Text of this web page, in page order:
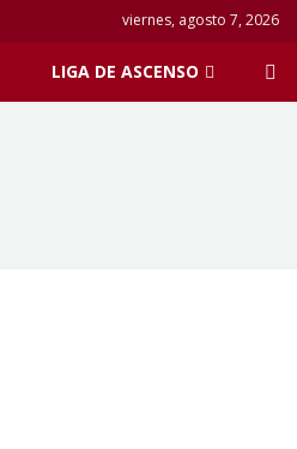
viernes, agosto 7, 2026
LIGA DE ASCENSO